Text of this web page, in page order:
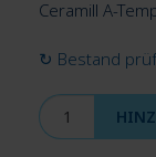
Ceramill A-
↻ Bestand